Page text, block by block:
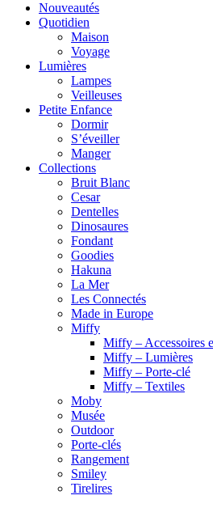
Nouveautés
Quotidien
Maison
Voyage
Lumières
Lampes
Veilleuses
Petite Enfance
Dormir
S’éveiller
Manger
Collections
Bruit Blanc
Cesar
Dentelles
Dinosaures
Fondant
Goodies
Hakuna
La Mer
Les Connectés
Made in Europe
Miffy
Miffy – Accessoires
Miffy – Lumières
Miffy – Porte-clé
Miffy – Textiles
Moby
Musée
Outdoor
Porte-clés
Rangement
Smiley
Tirelires